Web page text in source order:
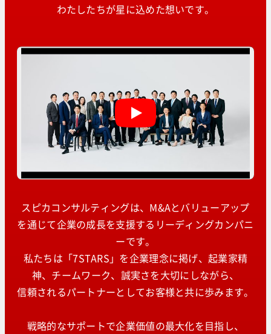
わたしたちが星に込めた想いです。
スピカコンサルティングは、M&Aとバリューアップ
を通じて企業の成長を支援するリーディングカンパニ
ーです。
私たちは「7STARS」を企業理念に掲げ、起業家精
神、チームワーク、誠実さを大切にしながら、
信頼されるパートナーとしてお客様と共に歩みます。
戦略的なサポートで企業価値の最大化を目指し、